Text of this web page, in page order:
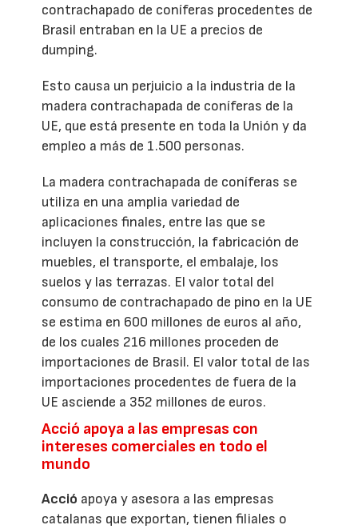
contrachapado de coníferas procedentes de
Brasil entraban en la UE a precios de
dumping.
Esto causa un perjuicio a la industria de la
madera contrachapada de coníferas de la
UE, que está presente en toda la Unión y da
empleo a más de 1.500 personas.
La madera contrachapada de coníferas se
utiliza en una amplia variedad de
aplicaciones finales, entre las que se
incluyen la construcción, la fabricación de
muebles, el transporte, el embalaje, los
suelos y las terrazas. El valor total del
consumo de contrachapado de pino en la UE
se estima en 600 millones de euros al año,
de los cuales 216 millones proceden de
importaciones de Brasil. El valor total de las
importaciones procedentes de fuera de la
UE asciende a 352 millones de euros.
Acció apoya a las empresas con
intereses comerciales en todo el
mundo
Acció apoya y asesora a las empresas
catalanas que exportan, tienen filiales o